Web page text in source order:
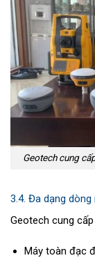
Geotech cung
3.4. Đa dạng
Geotech cung
Máy toàn đạc